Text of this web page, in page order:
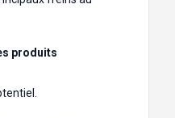
produits